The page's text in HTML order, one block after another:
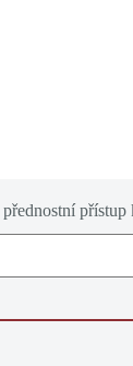
přístup